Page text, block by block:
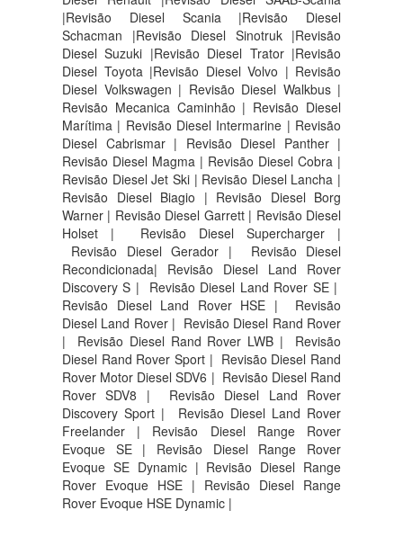
|Revisão Diesel Scania |Revisão Diesel
Schacman |Revisão Diesel Sinotruk |Revisão
Diesel Suzuki |Revisão Diesel Trator |Revisão
Diesel Toyota |Revisão Diesel Volvo | Revisão
Diesel Volkswagen | Revisão Diesel Walkbus |
Revisão Mecanica Caminhão | Revisão Diesel
Marítima | Revisão Diesel Intermarine | Revisão
Diesel Cabrismar | Revisão Diesel Panther |
Revisão Diesel Magma | Revisão Diesel Cobra |
Revisão Diesel Jet Ski | Revisão Diesel Lancha |
Revisão Diesel Biagio | Revisão Diesel Borg
Warner | Revisão Diesel Garrett | Revisão Diesel
Holset | Revisão Diesel Supercharger |
Revisão Diesel Gerador | Revisão Diesel
Recondicionada| Revisão Diesel Land Rover
Discovery S |
Revisão Diesel Land Rover SE |
Revisão Diesel Land Rover HSE |
Revisão
Diesel Land Rover | Revisão Diesel Rand Rover
|
Revisão Diesel Rand Rover LWB |
Revisão
Diesel Rand Rover Sport | Revisão Diesel Rand
Rover Motor Diesel SDV6 | Revisão Diesel Rand
Rover SDV8 |
Revisão Diesel Land Rover
Discovery Sport |
Revisão Diesel Land Rover
Freelander | Revisão Diesel Range Rover
Evoque SE | Revisão Diesel Range Rover
Evoque SE Dynamic | Revisão Diesel Range
Rover Evoque HSE | Revisão Diesel Range
Rover Evoque HSE Dynamic |